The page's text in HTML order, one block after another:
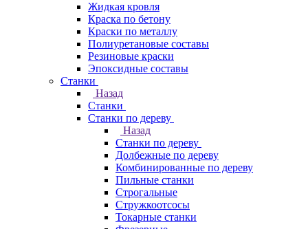
Жидкая кровля
Краска по бетону
Краски по металлу
Полиуретановые составы
Резиновые краски
Эпоксидные составы
Станки
Назад
Станки
Станки по дереву
Назад
Станки по дереву
Долбежные по дереву
Комбинированные по дереву
Пильные станки
Строгальные
Стружкоотсосы
Токарные станки